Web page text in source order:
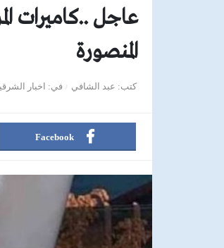
عاجل ..كاميرات
المنصورة
كتب عبد الشافي في اخبار
Facebook